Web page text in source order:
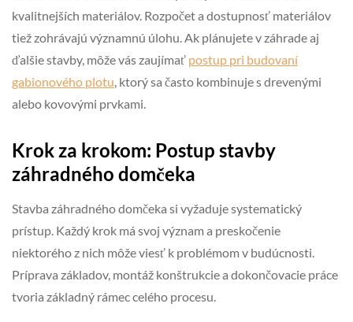
kvalitnejších materiálov. Rozpočet a dostupnosť materiálov
tiež zohrávajú významnú úlohu. Ak plánujete v záhrade aj
ďalšie stavby, môže vás zaujímať postup pri budovaní
gabionového plotu, ktorý sa často kombinuje s drevenými
alebo kovovými prvkami.
Krok za krokom: Postup stavby
záhradného domčeka
Stavba záhradného domčeka si vyžaduje systematický
prístup. Každý krok má svoj význam a preskočenie
niektorého z nich môže viesť k problémom v budúcnosti.
Príprava základov, montáž konštrukcie a dokončovacie práce
tvoria základný rámec celého procesu.